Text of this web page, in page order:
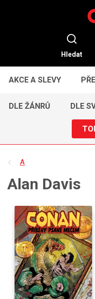
Hledat
AKCE A SLEVY
DLE ŽÁNRŮ DLE
A
Alan Davis